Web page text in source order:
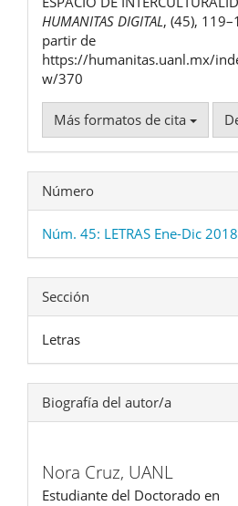
HUMANITAS DIGITAL, (45),
partir de
https://humanitas.uanl.mx/
w/370
Más formatos de cita
Número
Núm. 45: LETRAS Ene-Dic 2018
Sección
Letras
Biografía del autor/a
Nora Cruz, UANL
Estudiante del Doctorado en